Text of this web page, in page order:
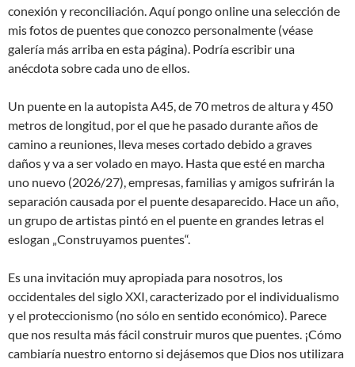
conexión y reconciliación. Aquí pongo online una selección de
mis fotos de puentes que conozco personalmente (véase
galería más arriba en esta página). Podría escribir una
anécdota sobre cada uno de ellos.
Un puente en la autopista A45, de 70 metros de altura y 450
metros de longitud, por el que he pasado durante años de
camino a reuniones, lleva meses cortado debido a graves
daños y va a ser volado en mayo. Hasta que esté en marcha
uno nuevo (2026/27), empresas, familias y amigos sufrirán la
separación causada por el puente desaparecido. Hace un año,
un grupo de artistas pintó en el puente en grandes letras el
eslogan „Construyamos puentes“.
Es una invitación muy apropiada para nosotros, los
occidentales del siglo XXI, caracterizado por el individualismo
y el proteccionismo (no sólo en sentido económico). Parece
que nos resulta más fácil construir muros que puentes. ¡Cómo
cambiaría nuestro entorno si dejásemos que Dios nos utilizara